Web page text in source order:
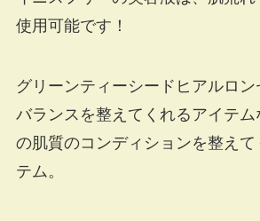
使用可能です！
グリーンティーシードヒアルロ
バランスを整えてくれるアイテム
の肌質のコンディションを整えて
テム。